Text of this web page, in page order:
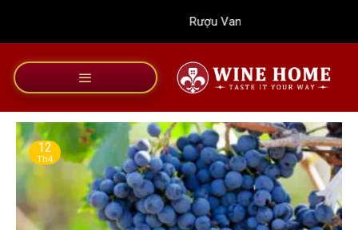
dung
Rượu Vang Wine Home
12
Th4